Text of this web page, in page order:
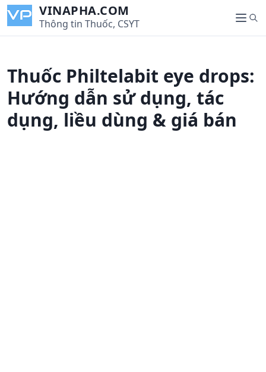
i
VINAPHA.COM
Thông tin Thuốc, CSYT
M
e
S
e
c
Thuốc Philtelabit eye drops:
Hướng dẫn sử dụng, tác
dụng, liều dùng & giá bán